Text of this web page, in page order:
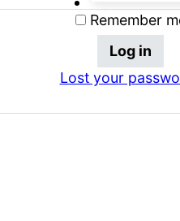
Remember
Log in
Lost your